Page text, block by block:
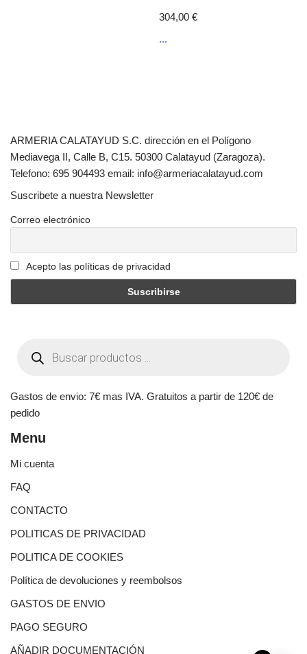
304,00€
...
ARMERIA CALATAYUD S.C. dirección en el Polígono
Mediavega II, Calle B, C15. 50300 Calatayud (Zaragoza).
Telefono: 695 904493 email: info@armeriacalatayud.com
Suscribete a nuestra Newsletter
Correo electrónico
Acepto las políticas de privacidad
Gastos de envio: 7€ mas IVA. Gratuitos a partir de 120€ de
pedido
Menu
Mi cuenta
FAQ
CONTACTO
POLITICAS DE PRIVACIDAD
POLITICA DE COOKIES
Política de devoluciones y reembolsos
GASTOS DE ENVIO
PAGO SEGURO
AÑADIR DOCUMENTACIÓN